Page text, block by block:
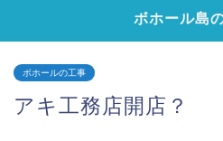
ボホール島
ボホールの工事
アキ工務店開店？